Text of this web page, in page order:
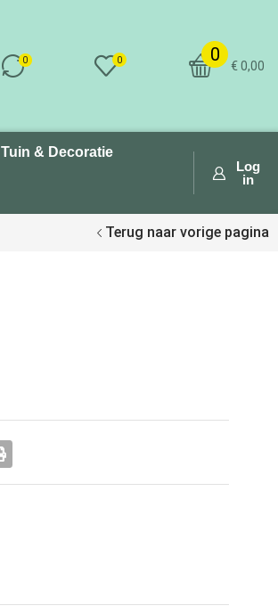
0 0 0
€0,00
Log
in
Tuin & Decoratie
Terug naar vorige pagina